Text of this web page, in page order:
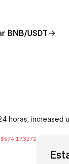
BNB/USDT
horas, increased
$574.173272